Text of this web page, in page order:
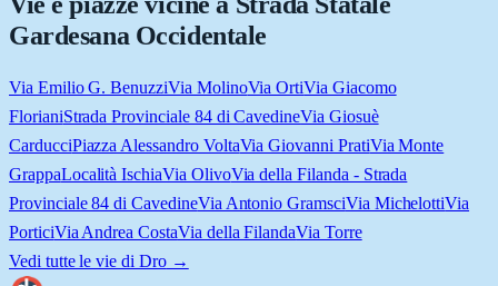
Gardesana Occidentale
Via Emilio G. BenuzziVia MolinoVia OrtiVia Giacomo
FlorianiStrada Provinciale 84 di CavedineVia Giosuè
CarducciPiazza Alessandro VoltaVia Giovanni PratiVia Monte
GrappaLocalità IschiaVia OlivoVia della Filanda - Strada
Provinciale 84 di CavedineVia Antonio GramsciVia MichelottiVia
PorticiVia Andrea CostaVia della FilandaVia Torre
Vedi tutte le vie di Dro→